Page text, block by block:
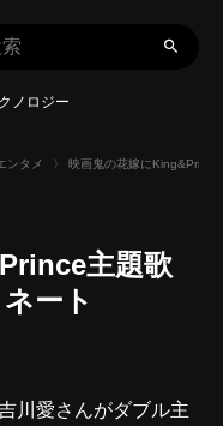
ノロジー
ンタメ 〉 映画鬼の花嫁に
主題歌
ート
川愛さんがダブル主